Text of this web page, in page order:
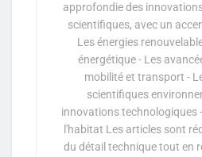
approfondie des
scientifiques, avec un
Les énergies
énergétique - Les
mobilité et transport -
scientifiques
innovations technologiques
l'habitat Les articles sont
du détail technique tout en